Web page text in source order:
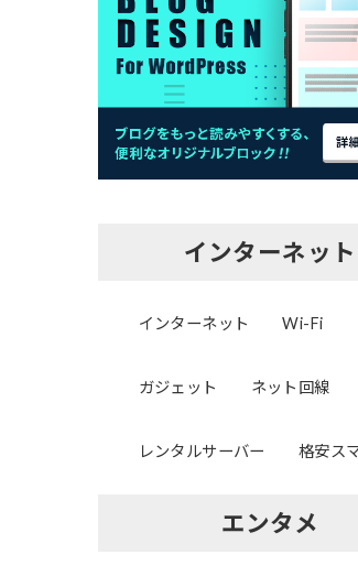
インターネット
インターネット Wi-Fi
ガジェット ネット回線
レンタルサーバー 格安ス
エンタメ